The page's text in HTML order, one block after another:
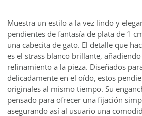
Muestra un estilo a la vez lindo y
pendientes de fantasía de plata de 1
una cabecita de gato. El detalle que
es el strass blanco brillante,
refinamiento a la pieza. Diseñados
delicadamente en el oído, estos
originales al mismo tiempo. Su
pensado para ofrecer una fijación
asegurando así al usuario una